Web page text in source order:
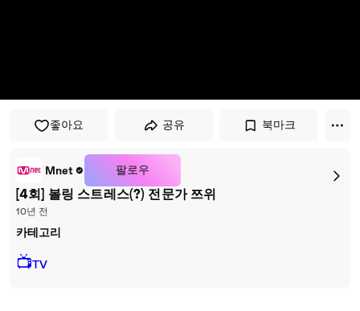
좋아요 공유 북마크
Mnet 팔로우
[4회] 볼링 스트레스(?) 전문가 쯔위
10년 전
카테고리
📺TV